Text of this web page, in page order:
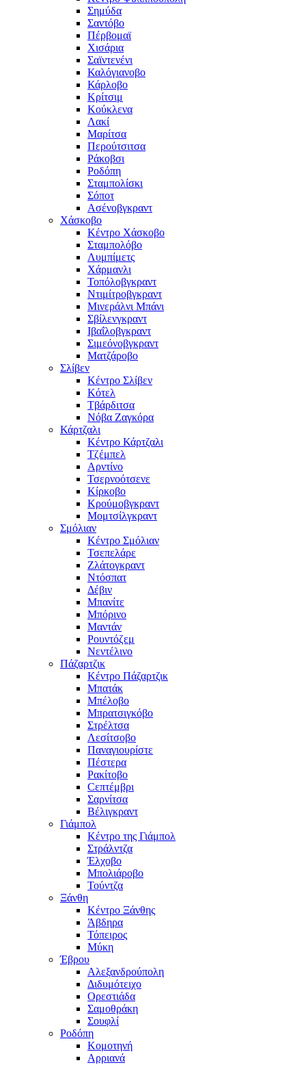
Σημύδα
Σαντόβο
Πέρβομαϊ
Χισάρια
Σαϊντενένι
Καλόγιανοβο
Κάρλοβο
Κρίτσιμ
Κούκλενα
Λακί
Μαρίτσα
Περούτσιτσα
Ράκοβσι
Ροδόπη
Σταμπολίσκι
Σόποτ
Ασένοβγκραντ
Χάσκοβο
Κέντρο Χάσκοβο
Σταμπολόβο
Λυμπίμετς
Χάρμανλι
Τοπόλοβγκραντ
Ντιμίτροβγκραντ
Μινεράλνι Μπάνι
Σβίλενγκραντ
Ιβαΐλοβγκραντ
Σιμεόνοβγκραντ
Ματζάροβο
Σλίβεν
Κέντρο Σλίβεν
Κότελ
Τβάρδιτσα
Νόβα Ζαγκόρα
Κάρτζαλι
Κέντρο Κάρτζαλι
Τζέμπελ
Αρντίνο
Τσερνοότσενε
Κίρκοβο
Κρούμοβγκραντ
Μομτσίλγκραντ
Σμόλιαν
Κέντρο Σμόλιαν
Τσεπελάρε
Ζλάτογκραντ
Ντόσπατ
Δέβιν
Μπανίτε
Μπόρινο
Μαντάν
Ρουντόζεμ
Νεντέλινο
Πάζαρτζικ
Κέντρο Πάζαρτζικ
Μπατάκ
Μπέλοβο
Μπρατσιγκόβο
Στρέλτσα
Λεσίτσοβο
Παναγιουρίστε
Πέστερα
Ρακίτοβο
Сεπτέμβρι
Σαρνίτσα
Βέλιγκραντ
Γιάμπολ
Κέντρο της Γιάμπολ
Στράλντζα
Έλχοβο
Μπολιάροβο
Τούντζα
Ξάνθη
Κέντρο Ξάνθης
Άβδηρα
Τόπειρος
Μύκη
Έβρου
Αλεξανδρούπολη
Διδυμότειχο
Ορεστιάδα
Σαμοθράκη
Σουφλί
Ροδόπη
Κομοτηνή
Αρριανά